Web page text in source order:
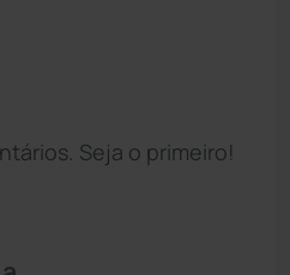
Seja o primeiro!